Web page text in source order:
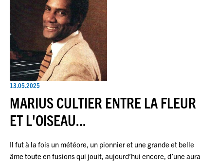
13.05.2025
MARIUS CULTIER ENTRE LA FLEUR
ET L'OISEAU...
Il fut à la fois un météore, un pionnier et une grande et belle
âme toute en fusions qui jouit, aujourd’hui encore, d’une aura